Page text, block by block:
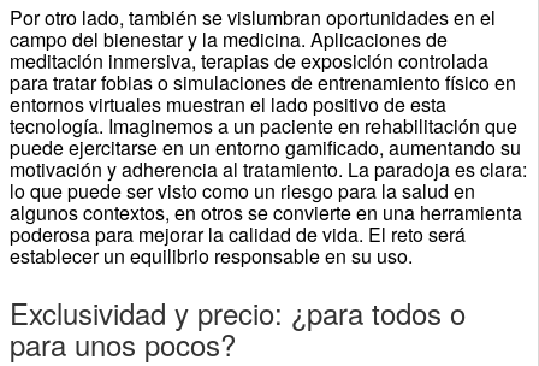
Por otro lado, también se vislumbran oportunidades en el
campo del bienestar y la medicina. Aplicaciones de
meditación inmersiva, terapias de exposición controlada
para tratar fobias o simulaciones de entrenamiento físico en
entornos virtuales muestran el lado positivo de esta
tecnología. Imaginemos a un paciente en rehabilitación que
puede ejercitarse en un entorno gamificado, aumentando su
motivación y adherencia al tratamiento. La paradoja es clara:
lo que puede ser visto como un riesgo para la salud en
algunos contextos, en otros se convierte en una herramienta
poderosa para mejorar la calidad de vida. El reto será
establecer un equilibrio responsable en su uso.
Exclusividad y precio: ¿para todos o
para unos pocos?